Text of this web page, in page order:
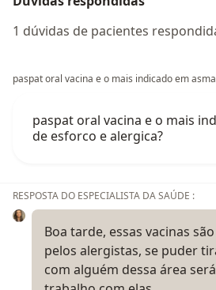
1 dúvidas de pacientes
paspat oral vacina e o mais indicado em
paspat oral vacina e o mais
de esforco e alergica?
RESPOSTA DO ESPECIALISTA DA SAÚDE :
Boa tarde, essas vacinas
pelos alergistas, se puder
com alguém dessa área